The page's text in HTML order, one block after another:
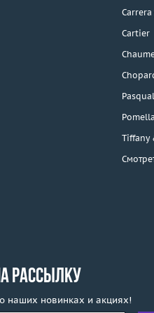
Carrera
Cartier
Tiffany
РАССЫЛКУ
наших новинках и акциях!